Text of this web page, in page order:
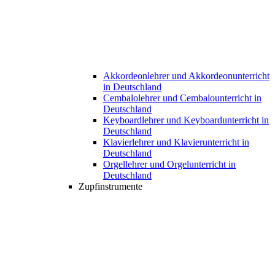
Akkordeonlehrer und Akkordeonunterricht
in Deutschland
Cembalolehrer und Cembalounterricht in
Deutschland
Keyboardlehrer und Keyboardunterricht in
Deutschland
Klavierlehrer und Klavierunterricht in
Deutschland
Orgellehrer und Orgelunterricht in
Deutschland
Zupfinstrumente